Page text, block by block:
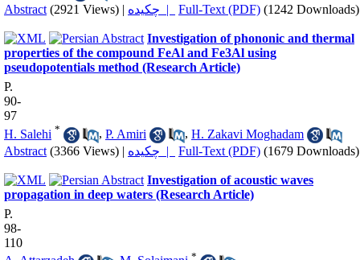
Abstract (2921 Views) | چکیده | Full-Text (PDF) (1242 Downloads)
Investigation of phononic and thermal
properties of the compound FeAl and Fe3Al using
pseudopotentials method (Research Article)
P.
90-
97
H. Salehi * , P. Amiri , H. Zakavi Moghadam
Abstract (3366 Views) | چکیده | Full-Text (PDF) (1679 Downloads)
Investigation of acoustic waves
propagation in deep waters (Research Article)
P.
98-
110
*